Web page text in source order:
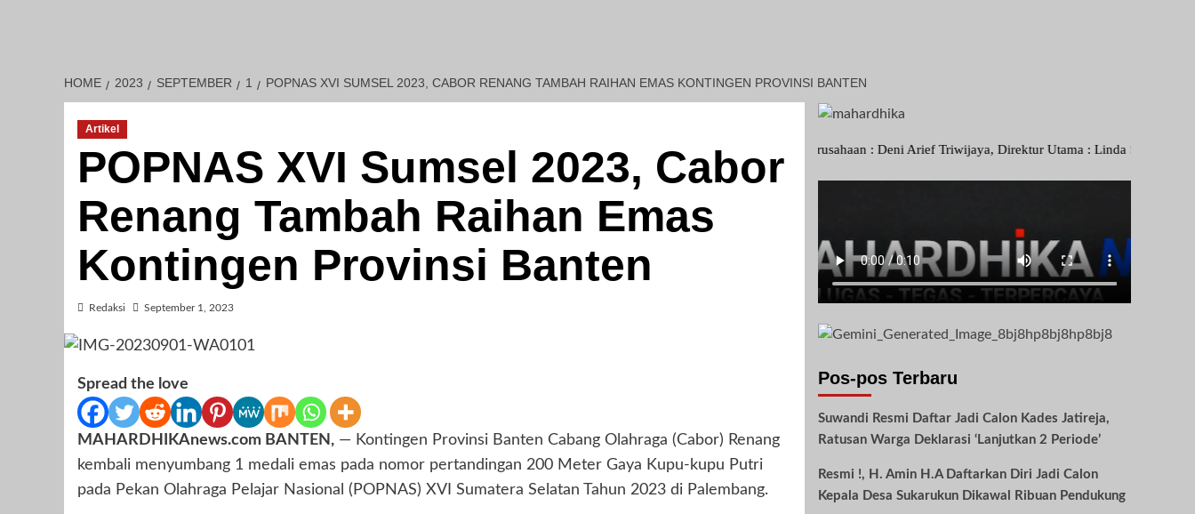
HOME 2023 SEPTEMBER 1 POPNAS XVI SUMSEL 2023, CABOR RENANG TAMBAH RAIHAN EMAS KONTINGEN PROVINSI BANTEN
Artikel
POPNAS XVI Sumsel 2023, Cabor
Renang Tambah Raihan Emas
Kontingen Provinsi Banten
Redaksi September 1, 2023
Spread the love
MAHARDHIKAnews.com BANTEN, — Kontingen Provinsi Banten Cabang Olahraga (Cabor) Renang
kembali menyumbang 1 medali emas pada nomor pertandingan 200 Meter Gaya Kupu-kupu Putri
pada Pekan Olahraga Pelajar Nasional (POPNAS) XVI Sumatera Selatan Tahun 2023 di Palembang.
REDAKSI : Penasehat Hukum : Abdul Goni SH., MH Pendiri : Muhammad Irfansyah, Pimpinan Perusahaan : Deni Arief Triwijaya, Direktur Utama : Linda Sartika
Pos-pos Terbaru
Suwandi Resmi Daftar Jadi Calon Kades Jatireja,
Ratusan Warga Deklarasi ‘Lanjutkan 2 Periode’
Resmi !, H. Amin H.A Daftarkan Diri Jadi Calon
Kepala Desa Sukarukun Dikawal Ribuan Pendukung